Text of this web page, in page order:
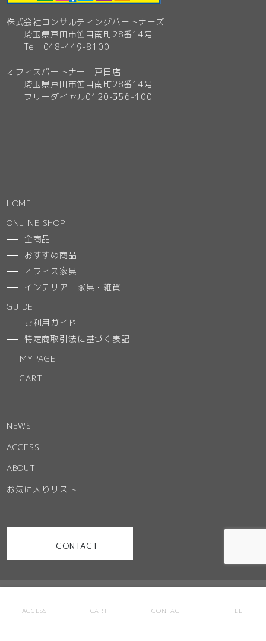
プライバシーポリシー サイトマップ
株式会社コンサルティングパートナーズ
─ 埼玉県戸田市笹目南町28番14号
Tel. 048-449-8100
オフィスパートナー 戸田店
─ 埼玉県戸田市笹目南町28番14号
フリーダイヤル0120-356-100
HOME
ONLINE SHOP
全商品
おすすめ商品
オフィス家具
インテリア・家具・雑貨
GUIDE
ご利用ガイド
特定商取引法に基づく表記
MYPAGE
CART
NEWS
ACCESS
ABOUT
お気に入りリスト
CONTACT
ACCESS CART CONTACT TEL